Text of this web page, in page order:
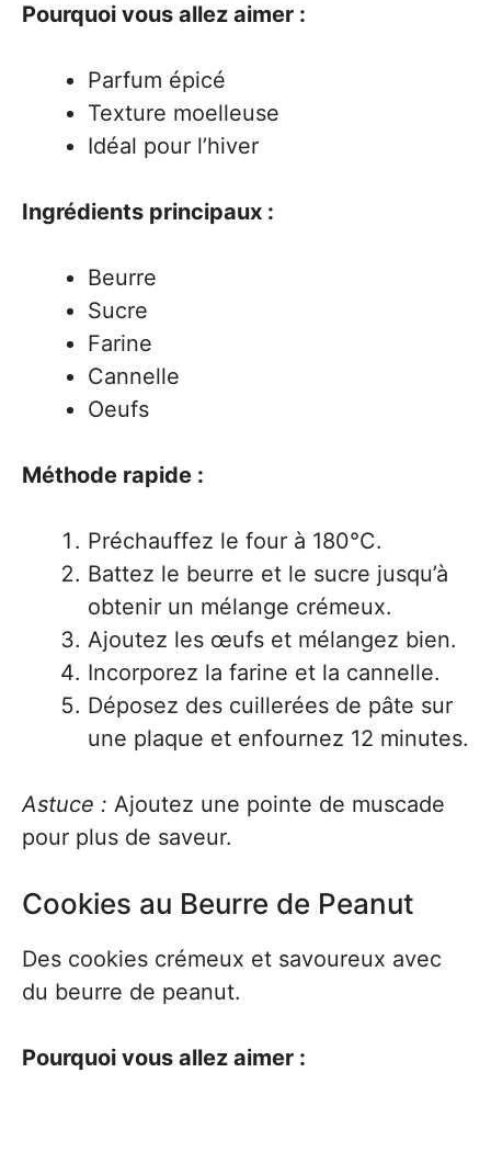
Pourquoi vous allez aimer :
Parfum épicé
Texture moelleuse
Idéal pour l’hiver
Ingrédients principaux :
Beurre
Sucre
Farine
Cannelle
Oeufs
Méthode rapide :
Préchauffez le four à 180°C.
Battez le beurre et le sucre jusqu’à
obtenir un mélange crémeux.
Ajoutez les œufs et mélangez bien.
Incorporez la farine et la cannelle.
Déposez des cuillerées de pâte sur
une plaque et enfournez 12 minutes.
Astuce : Ajoutez une pointe de muscade
pour plus de saveur.
Cookies au Beurre de Peanut
Des cookies crémeux et savoureux avec
du beurre de peanut.
Pourquoi vous allez aimer :